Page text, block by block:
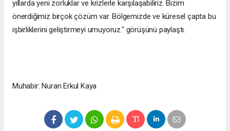
yıllarda yeni zorluklar ve krizlerle karşılaşabiliriz. Bizim
önerdiğimiz birçok çözüm var. Bölgemizde ve küresel çapta bu
işbirliklerini geliştirmeyi umuyoruz." görüşünü paylaştı.
Muhabir: Nuran Erkul Kaya